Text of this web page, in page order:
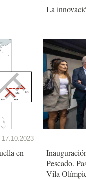
La
17.10.2023
en
Pescado.
Vila